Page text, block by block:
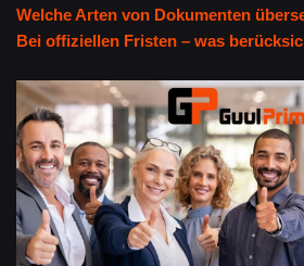
Welche Arten von Dokumenten
Bei offiziellen Fristen – was